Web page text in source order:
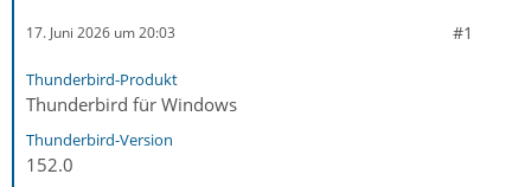
17. Juni 2026 um 20:03 #1
Thunderbird-Produkt
Thunderbird für Windows
Thunderbird-Version
152.0